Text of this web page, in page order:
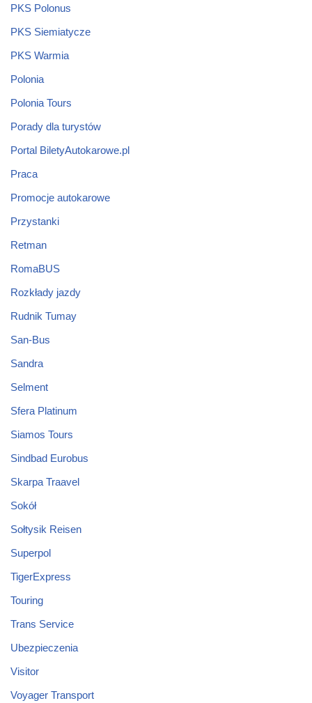
PKS Polonus
PKS Siemiatycze
PKS Warmia
Polonia
Polonia Tours
Porady dla turystów
Portal BiletyAutokarowe.pl
Praca
Promocje autokarowe
Przystanki
Retman
RomaBUS
Rozkłady jazdy
Rudnik Tumay
San-Bus
Sandra
Selment
Sfera Platinum
Siamos Tours
Sindbad Eurobus
Skarpa Traavel
Sokół
Sołtysik Reisen
Superpol
TigerExpress
Touring
Trans Service
Ubezpieczenia
Visitor
Voyager Transport